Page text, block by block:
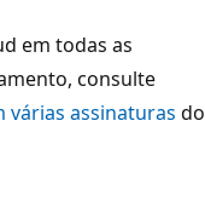
em todas as
consulte
várias assinaturas do